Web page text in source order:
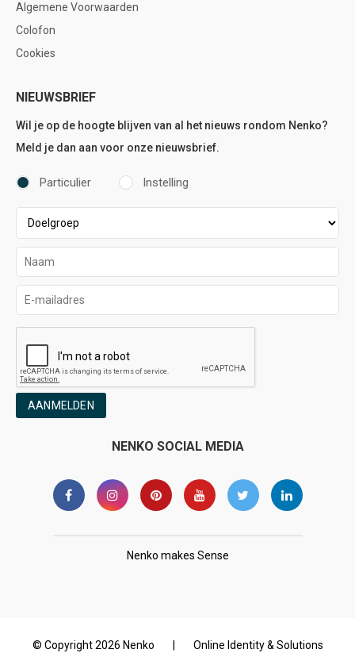
Algemene Voorwaarden
Colofon
Cookies
NIEUWSBRIEF
Wil je op de hoogte blijven van al het nieuws rondom Nenko?
Meld je dan aan voor onze nieuwsbrief.
Particulier Instelling
AANMELDEN
NENKO SOCIAL MEDIA
Nenko makes Sense
© Copyright 2026 Nenko Online Identity & Solutions